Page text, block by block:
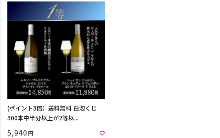
(ポイント3倍）送料無料 白泡くじ
300本中半分以上が2等以...
5,940